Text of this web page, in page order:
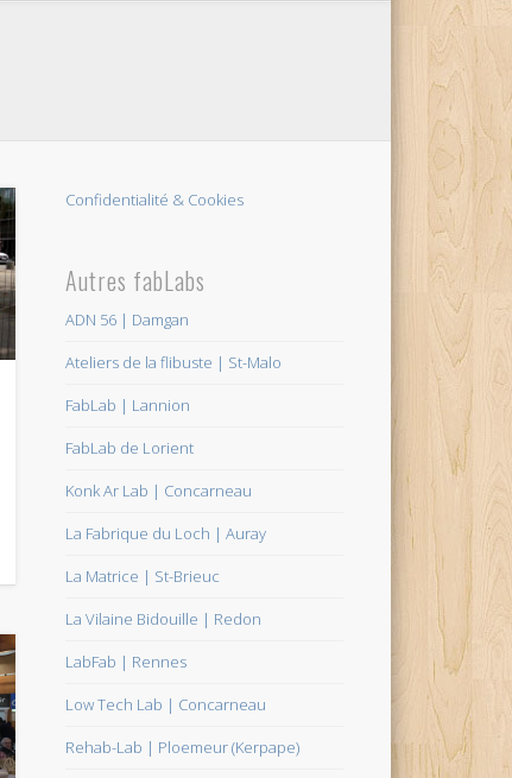
Confidentialité & Cookies
Autres fabLabs
ADN 56 | Damgan
Ateliers de la flibuste | St-Malo
FabLab | Lannion
FabLab de Lorient
Konk Ar Lab | Concarneau
La Fabrique du Loch | Auray
La Matrice | St-Brieuc
La Vilaine Bidouille | Redon
LabFab | Rennes
Low Tech Lab | Concarneau
Rehab-Lab | Ploemeur (Kerpape)